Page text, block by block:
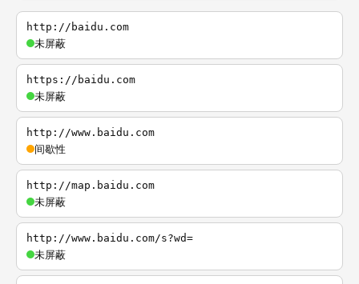
http://baidu.com
未屏蔽
https://baidu.com
未屏蔽
http://www.baidu.com
间歇性
http://map.baidu.com
未屏蔽
http://www.baidu.com/s?wd=
未屏蔽